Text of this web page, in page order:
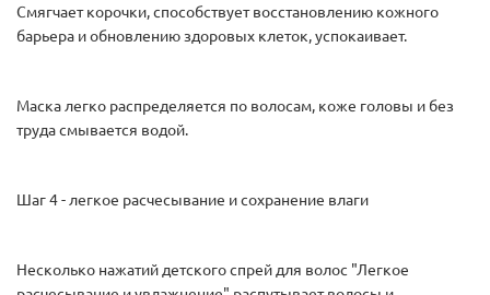
Смягчает корочки, способствует восстановлению кожного
барьера и обновлению здоровых клеток, успокаивает.
Маска легко распределяется по волосам, коже головы и без
труда смывается водой.
Шаг 4 - легкое расчесывание и сохранение влаги
Несколько нажатий детского спрей для волос "Легкое